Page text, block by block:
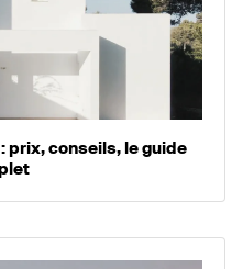
prix, conseils, le guide